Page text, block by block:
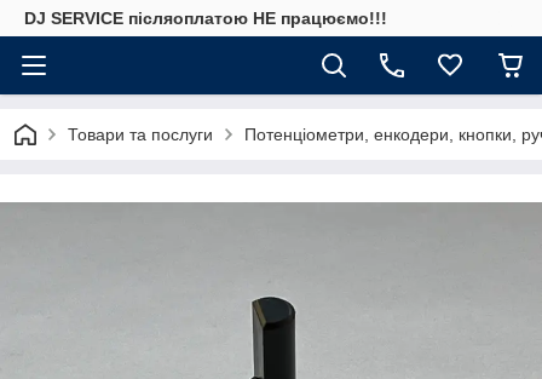
DJ SERVICE пiсляоплатою НЕ працюємо!!!
Товари та послуги Потенціометри, енкодери, кнопки,